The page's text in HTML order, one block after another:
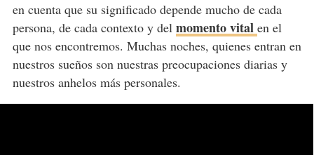
en cuenta que su significado depende mucho de cada
persona, de cada contexto y del momento vital en el
que nos encontremos. Muchas noches, quienes entran en
nuestros sueños son nuestras preocupaciones diarias y
nuestros anhelos más personales.